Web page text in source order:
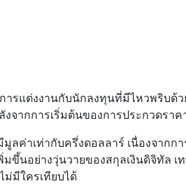
รแต่งงานกับนักลงทุนที่มีไหวพริบด้
จากการเริ่มต้นของการประกวดรา
ลค่าเท่ากับครึ่งดอลลาร์ เนื่องจากก
ขึ้นอย่างวุ่นวายของสกุลเงินดิจิทัล
มีใครเทียบได้